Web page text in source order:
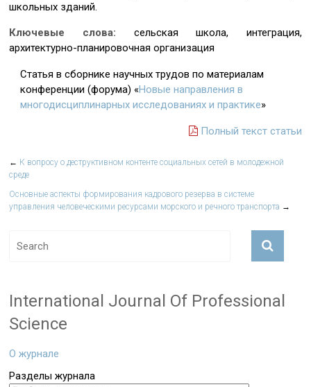
школьных зданий.
Ключевые слова: сельская школа, интеграция,
архитектурно-планировочная организация
Статья в сборнике научных трудов по материалам
конференции (форума) «Новые направления в
многодисциплинарных исследованиях и практике»
Полный текст статьи
← К вопросу о деструктивном контенте социальных сетей в молодежной
среде
Основные аспекты формирования кадрового резерва в системе
управления человеческими ресурсами морского и речного транспорта →
International Journal Of Professional
Science
О журнале
Разделы журнала